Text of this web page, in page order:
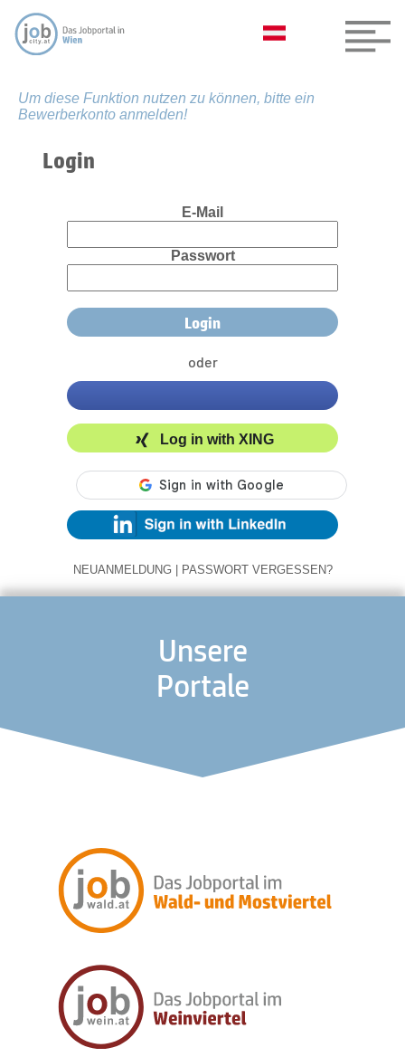
Um diese Funktion nutzen zu können, bitte ein
Bewerberkonto anmelden!
Login
E-Mail
Passwort
oder
Log in with XING
NEUANMELDUNG | PASSWORT VERGESSEN?
Unsere
Portale